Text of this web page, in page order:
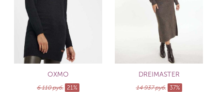
OXMO
6 110 руб. 21%
DREIMASTER
14 937 руб. 37%